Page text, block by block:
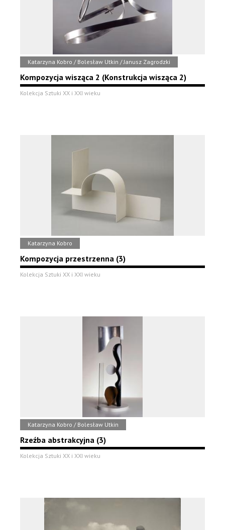
Katarzyna Kobro / Bolesław Utkin / Janusz Zagrodzki
Kompozycja wisząca 2 (Konstrukcja wisząca 2)
Kolekcja Sztuki XX i XXI wieku
Katarzyna Kobro
Kompozycja przestrzenna (3)
Kolekcja Sztuki XX i XXI wieku
Katarzyna Kobro / Bolesław Utkin
Rzeźba abstrakcyjna (3)
Kolekcja Sztuki XX i XXI wieku